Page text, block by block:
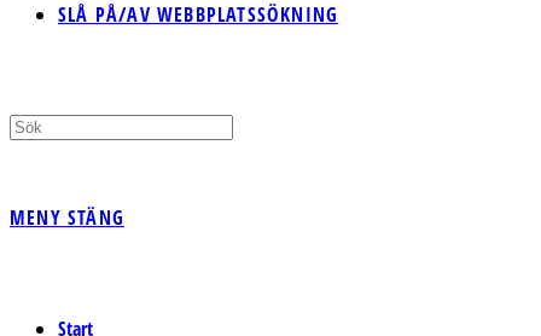
SLÅ PÅ/AV WEBBPLATSSÖKNING
MENY STÄNG
Start